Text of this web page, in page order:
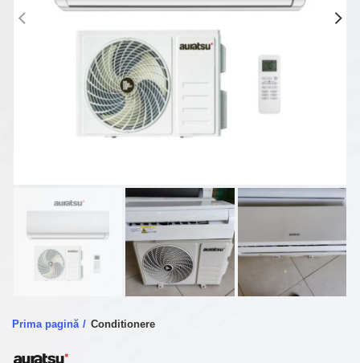
Prima pagină Conditionere